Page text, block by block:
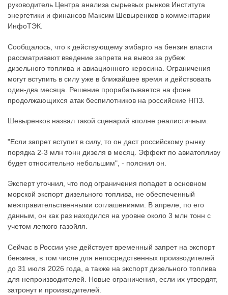
руководитель Центра анализа сырьевых рынков Института
энергетики и финансов Максим Шевыренков в комментарии
ИнфоТЭК.
Сообщалось, что к действующему эмбарго на бензин власти
рассматривают введение запрета на вывоз за рубеж
дизельного топлива и авиационного керосина. Ограничения
могут вступить в силу уже в ближайшее время и действовать
один-два месяца. Решение прорабатывается на фоне
продолжающихся атак беспилотников на российские НПЗ.
Шевыренков назвал такой сценарий вполне реалистичным.
"Если запрет вступит в силу, то он даст российскому рынку
порядка 2-3 млн тонн дизеля в месяц. Эффект по авиатопливу
будет относительно небольшим", - пояснил он.
Эксперт уточнил, что под ограничения попадет в основном
морской экспорт дизельного топлива, не обеспеченный
межправительственными соглашениями. В апреле, по его
данным, он как раз находился на уровне около 3 млн тонн с
учетом легкого газойля.
Сейчас в России уже действует временный запрет на экспорт
бензина, в том числе для непосредственных производителей
до 31 июля 2026 года, а также на экспорт дизельного топлива
для непроизводителей. Новые ограничения, если их утвердят,
затронут и производителей.